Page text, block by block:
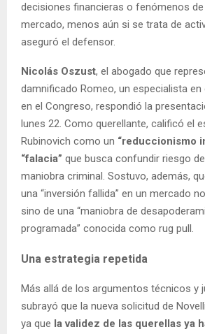
decisiones financieras o fenómenos de
mercado, menos aún si se trata de
aseguró el defensor.
Nicolás Oszust, el abogado que
damnificado Romeo, un especialista
en el Congreso, respondió la
lunes 22. Como querellante, calificó el
Rubinovich como un “reduccionismo
“falacia” que busca confundir riesgo
maniobra criminal. Sostuvo, además,
una “inversión fallida” en un mercado
sino de una “maniobra de
programada” conocida como rug pull.
Una estrategia repetida
Más allá de los argumentos técnicos y
subrayó que la nueva solicitud de
ya que la validez de las querellas ya